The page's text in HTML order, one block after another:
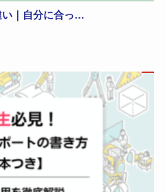
い｜自分に合っ…